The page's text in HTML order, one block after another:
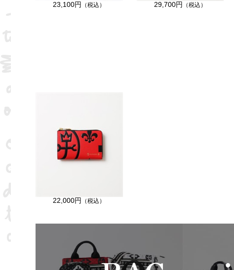
23,100円 （税込） 29,700円 （税込）
22,000円 （税込）